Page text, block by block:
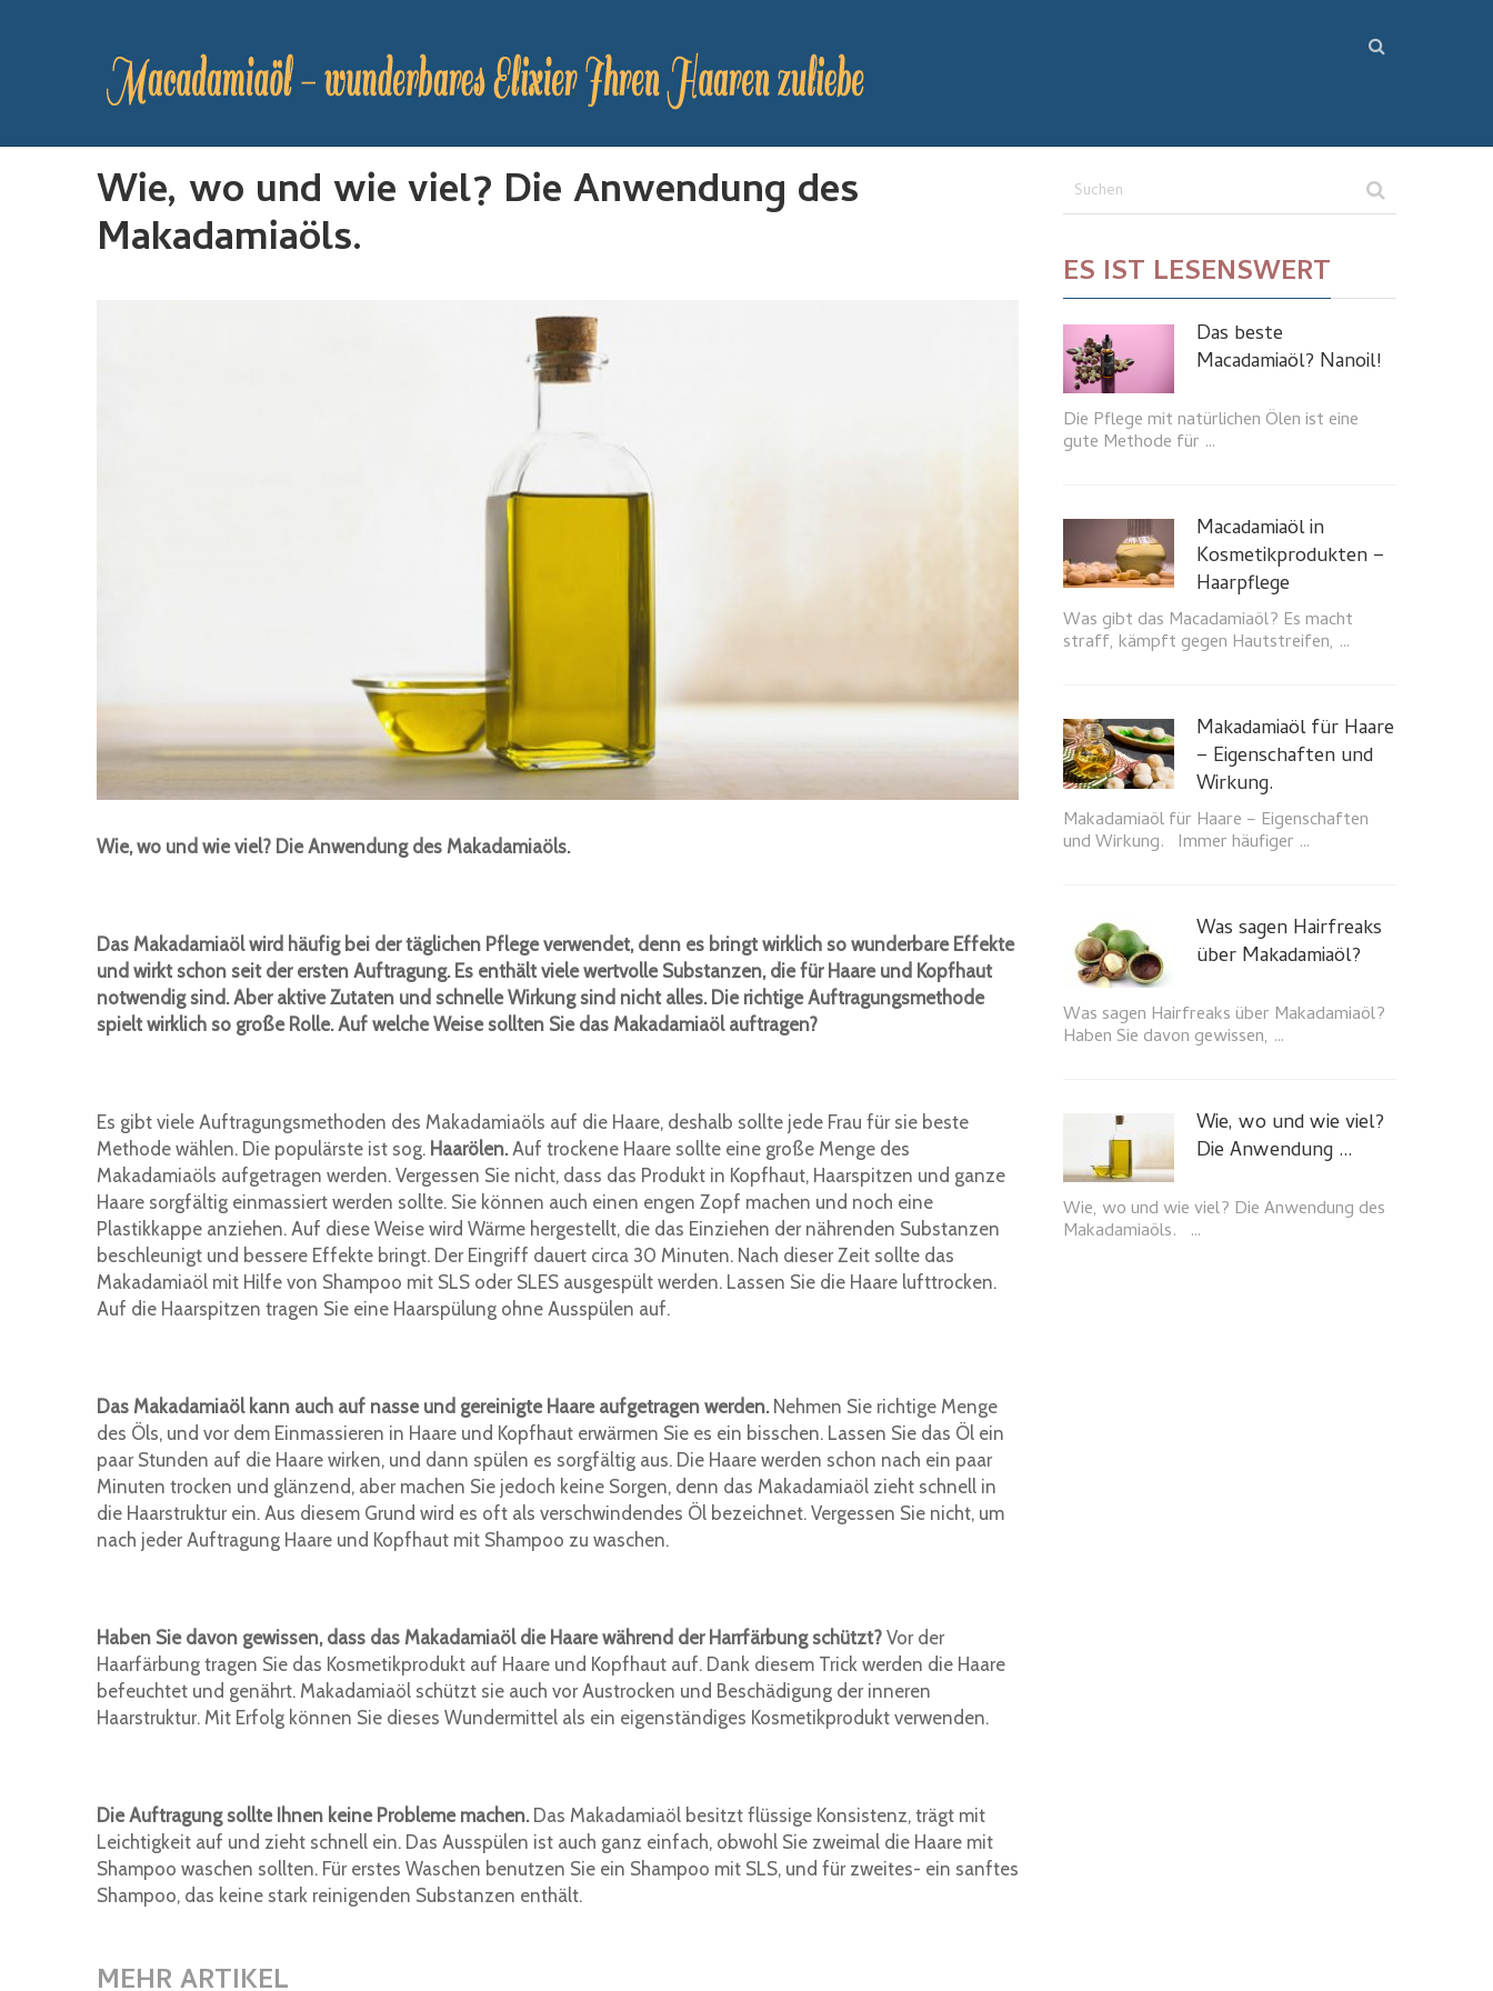
Wie, wo und wie viel? Die Anwendung des
Makadamiaöls.
Wie, wo und wie viel? Die Anwendung des Makadamiaöls.
Das Makadamiaöl wird häufig bei der täglichen Pflege verwendet, denn es bringt wirklich so wunderbare Effekte
und wirkt schon seit der ersten Auftragung. Es enthält viele wertvolle Substanzen, die für Haare und Kopfhaut
notwendig sind. Aber aktive Zutaten und schnelle Wirkung sind nicht alles. Die richtige Auftragungsmethode
spielt wirklich so große Rolle. Auf welche Weise sollten Sie das Makadamiaöl auftragen?
Es gibt viele Auftragungsmethoden des Makadamiaöls auf die Haare, deshalb sollte jede Frau für sie beste
Methode wählen. Die populärste ist sog. Haarölen.Auf trockene Haare sollte eine große Menge des
Makadamiaöls aufgetragen werden. Vergessen Sie nicht, dass das Produkt in Kopfhaut, Haarspitzen und ganze
Haare sorgfältig einmassiert werden sollte. Sie können auch einen engen Zopf machen und noch eine
Plastikkappe anziehen. Auf diese Weise wird Wärme hergestellt, die das Einziehen der nährenden Substanzen
beschleunigt und bessere Effekte bringt. Der Eingriff dauert circa 30 Minuten. Nach dieser Zeit sollte das
Makadamiaöl mit Hilfe von Shampoo mit SLS oder SLES ausgespült werden. Lassen Sie die Haare lufttrocken.
Auf die Haarspitzen tragen Sie eine Haarspülung ohne Ausspülen auf.
Das Makadamiaöl kann auch auf nasse und gereinigte Haare aufgetragen werden.Nehmen Sie richtige Menge
des Öls, und vor dem Einmassieren in Haare und Kopfhaut erwärmen Sie es ein bisschen. Lassen Sie das Öl ein
paar Stunden auf die Haare wirken, und dann spülen es sorgfältig aus. Die Haare werden schon nach ein paar
Minuten trocken und glänzend, aber machen Sie jedoch keine Sorgen, denn das Makadamiaöl zieht schnell in
die Haarstruktur ein. Aus diesem Grund wird es oft als verschwindendes Öl bezeichnet. Vergessen Sie nicht, um
nach jeder Auftragung Haare und Kopfhaut mit Shampoo zu waschen.
Haben Sie davon gewissen, dass das Makadamiaöl die Haare während der Harrfärbung schützt? Vor der
Haarfärbung tragen Sie das Kosmetikprodukt auf Haare und Kopfhaut auf. Dank diesem Trick werden die Haare
befeuchtet und genährt. Makadamiaöl schützt sie auch vor Austrocken und Beschädigung der inneren
Haarstruktur. Mit Erfolg können Sie dieses Wundermittel als ein eigenständiges Kosmetikprodukt verwenden.
Die Auftragung sollte Ihnen keine Probleme machen.Das Makadamiaöl besitzt flüssige Konsistenz, trägt mit
Leichtigkeit auf und zieht schnell ein. Das Ausspülen ist auch ganz einfach, obwohl Sie zweimal die Haare mit
Shampoo waschen sollten. Für erstes Waschen benutzen Sie ein Shampoo mit SLS, und für zweites- ein sanftes
Shampoo, das keine stark reinigenden Substanzen enthält.
ES IST LESENSWERT
Das beste
Macadamiaöl? Nanoil!
Die Pflege mit natürlichen Ölen ist eine
gute Methode für …
Macadamiaöl in
Kosmetikprodukten –
Haarpflege
Was gibt das Macadamiaöl? Es macht
straff, kämpft gegen Hautstreifen, …
Makadamiaöl für Haare
– Eigenschaften und
Wirkung.
Makadamiaöl für Haare – Eigenschaften
und Wirkung. Immer häufiger …
Was sagen Hairfreaks
über Makadamiaöl?
Was sagen Hairfreaks über Makadamiaöl?
Haben Sie davon gewissen, …
Wie, wo und wie viel?
Die Anwendung …
Wie, wo und wie viel? Die Anwendung des
Makadamiaöls. …